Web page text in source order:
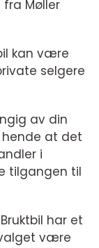
fra Møller
kan være
selgere
av din
at det
i
tilgangen til
har et
være